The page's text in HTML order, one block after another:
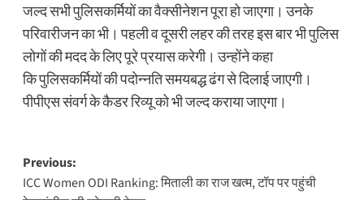
जल्द सभी पुलिसकर्मियों का वैक्सीनेशन पूरा हो जाएगा। उनके
परिवारीजन का भी। पहली व दूसरी लहर की तरह इस बार भी पुलिस
लोगों की मदद के लिए पूरे प्रयास करेगी। उन्होंने कहा
कि पुलिसकर्मियों की पदोन्नति समयबद्ध ढंग से दिलाई जाएगी।
पीपीएस संवर्ग के कैडर रिव्यू को भी जल्द कराया जाएगा।
Post
navigation
Previous:
ICC Women ODI Ranking: मिताली का राज खत्म, टॉप पर पहुंची